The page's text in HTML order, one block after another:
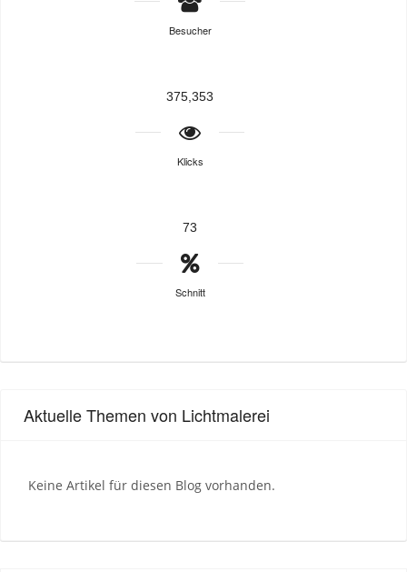
Besucher
375,353
Klicks
73
Schnitt
Aktuelle Themen von Lichtmalerei
Keine Artikel für diesen Blog vorhanden.